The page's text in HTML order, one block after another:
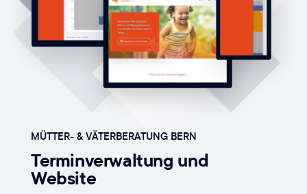
MÜTTER- & VÄTERBERATUNG BERN
Terminverwaltung und
Website